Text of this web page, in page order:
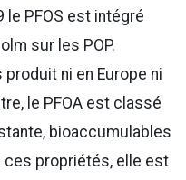
le PFOS est intégré
sur les POP.
produit ni en Europe ni
le PFOA est classé
bioaccumulables
ces propriétés, elle est